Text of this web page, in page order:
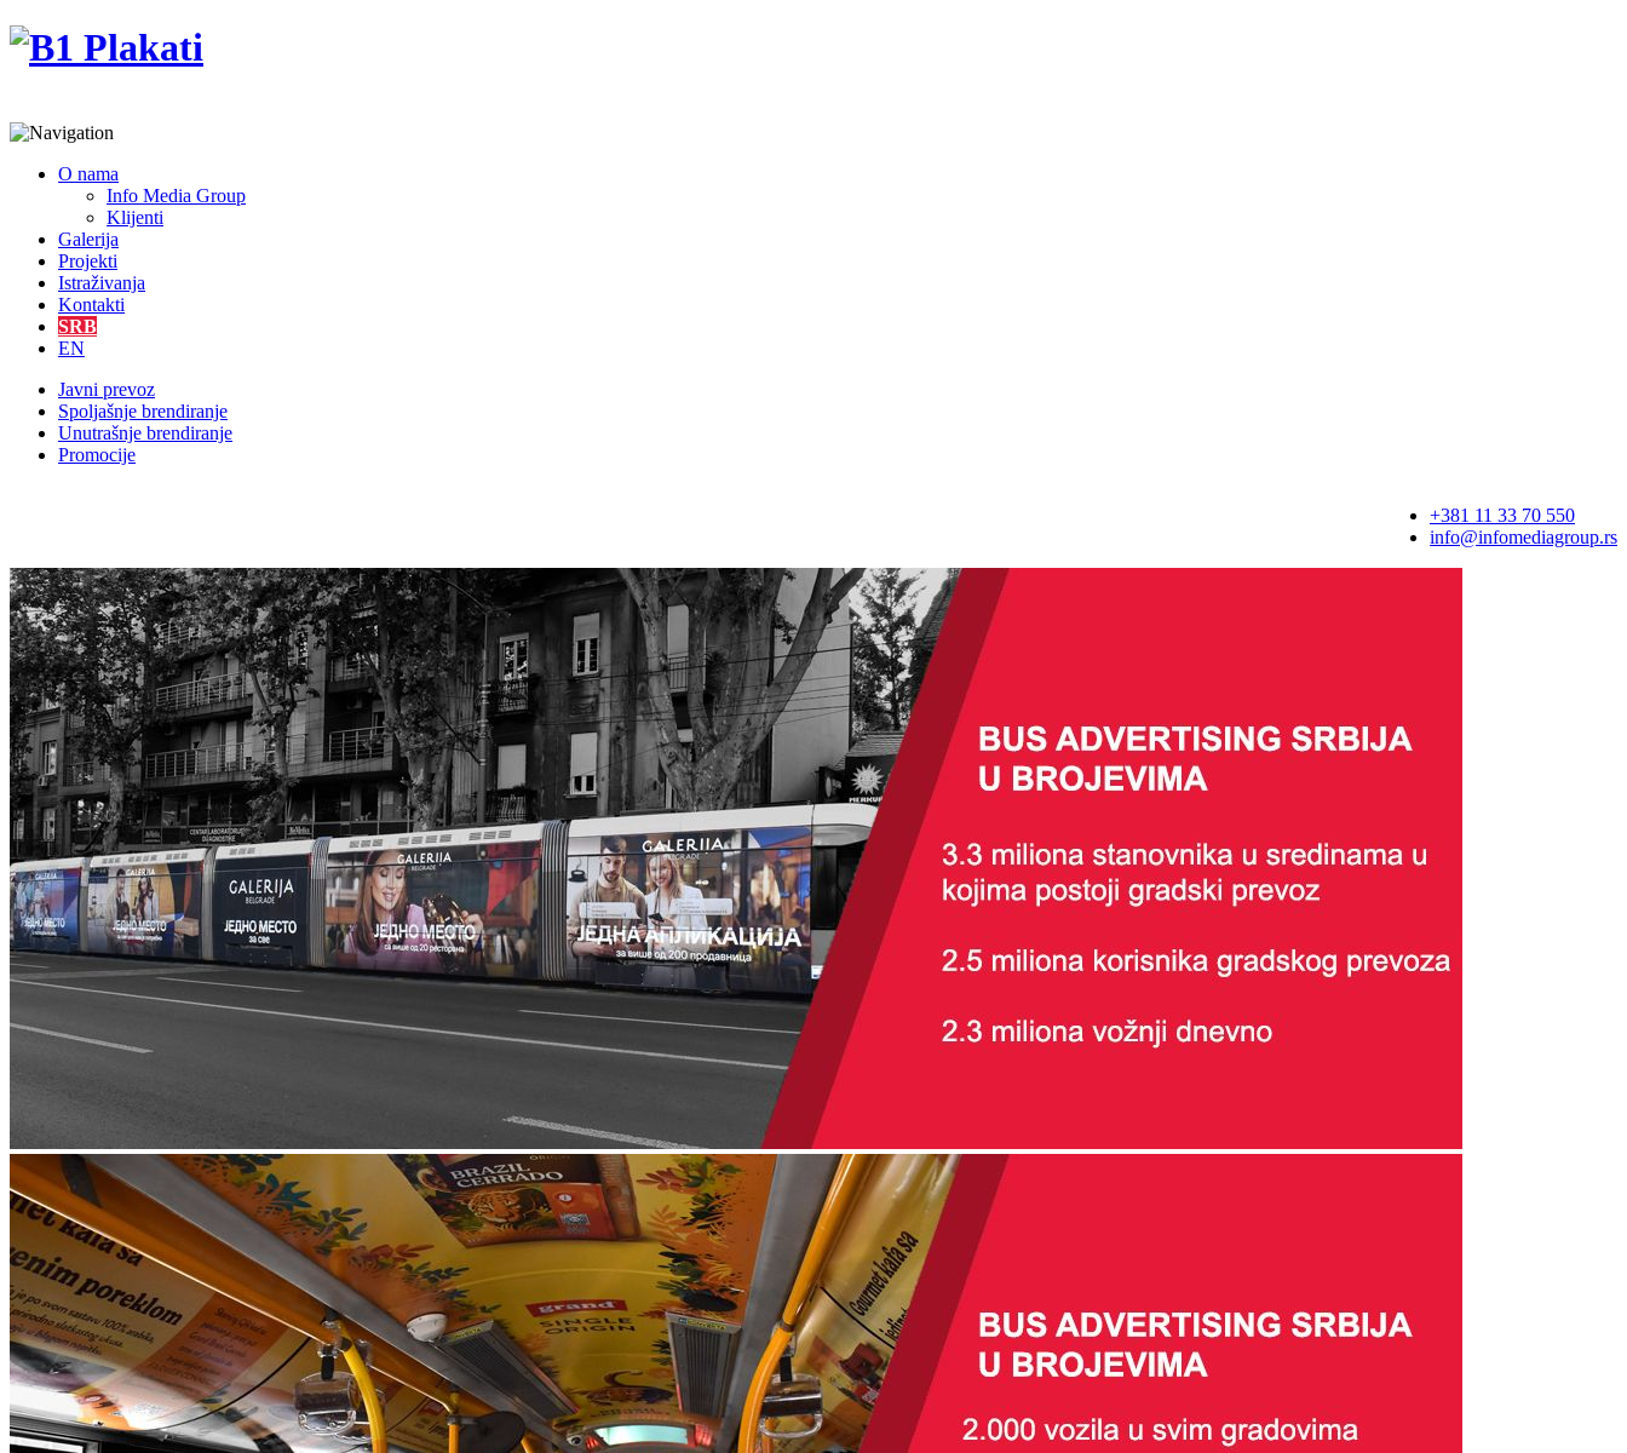
O nama
Info Media Group
Klijenti
Galerija
Projekti
Istraživanja
Kontakti
SRB
EN
Javni prevoz
Spoljašnje brendiranje
Unutrašnje brendiranje
Promocije
+381 11 33 70 550
info@infomediagroup.rs